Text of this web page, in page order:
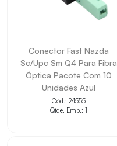
Conector Fast Nazda
Sc/Upc Sm Q4 Para Fibra
Óptica Pacote Com 10
Unidades Azul
Cód.: 24555
Qtde. Emb.: 1